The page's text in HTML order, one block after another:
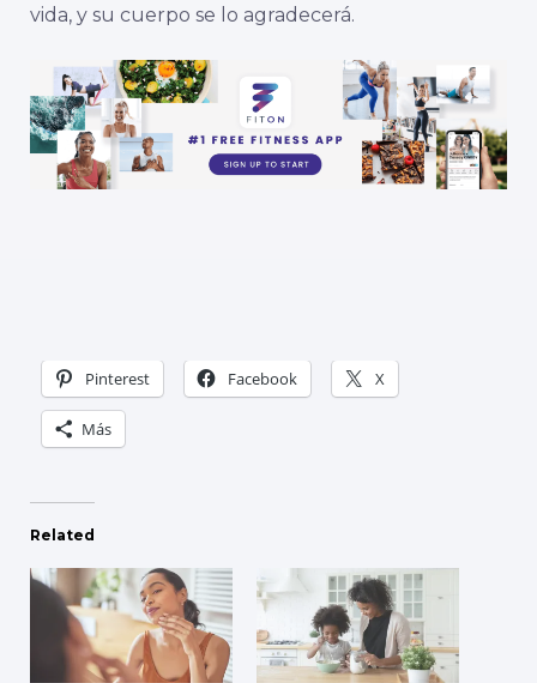
vida, y su cuerpo se lo agradecerá.
Pinterest Facebook X
Más
Related